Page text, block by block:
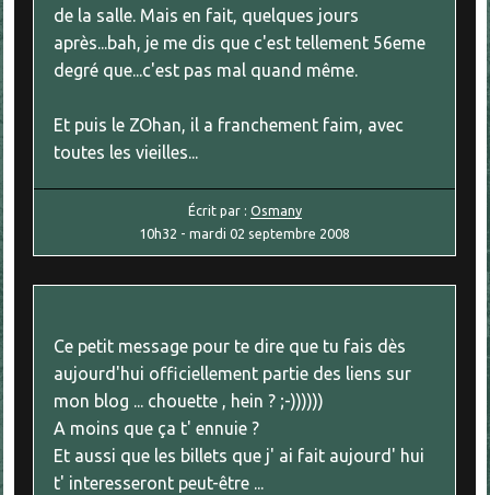
de la salle. Mais en fait, quelques jours
après...bah, je me dis que c'est tellement 56eme
degré que...c'est pas mal quand même.
Et puis le ZOhan, il a franchement faim, avec
toutes les vieilles...
Écrit par : Osmany
10h32 -mardi 02 septembre 2008
Ce petit message pour te dire que tu fais dès
aujourd'hui officiellement partie des liens sur
mon blog ... chouette , hein ? ;-))))))
A moins que ça t' ennuie ?
Et aussi que les billets que j' ai fait aujourd' hui
t' interesseront peut-être ...